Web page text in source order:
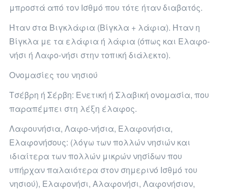
μπροστά από τον Ισθμό που τότε ήταν διαβατός.
Ήταν στα Βιγκλάφια (Βίγκλα + λάφια). Ήταν η
Βίγκλα με τα ελάφια ή λάφια (όπως και Ελαφο-
νήσι ή Λαφο-νήσι στην τοπική διάλεκτο).
Ονομασίες του νησιού
Τσέβρη ή Σέρβη: Ενετική ή Σλαβική ονομασία, που
παραπέμπει στη λέξη έλαφος.
Λαφουνήσια, Λαφο-νήσια, Ελαφονήσια,
Ελαφονήσους: (λόγω των πολλών νησιών και
ιδιαίτερα των πολλών μικρών νησίδων που
υπήρχαν παλαιότερα στον σημερινό Ισθμό του
νησιού), Ελαφονήσι, Αλαφονήσι, Λαφονήσιον,